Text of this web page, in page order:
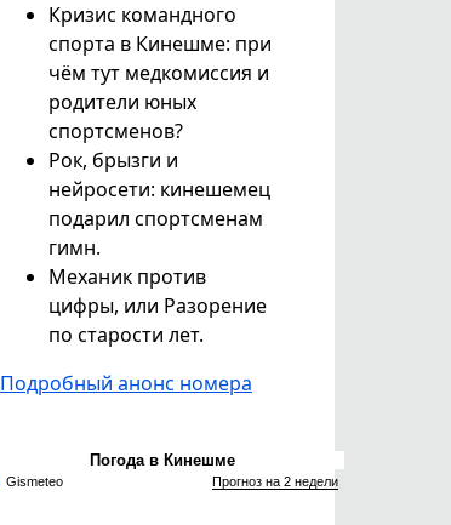
Кризис командного
спорта в Кинешме: при
чём тут медкомиссия и
родители юных
спортсменов?
Рок, брызги и
нейросети: кинешемец
подарил спортсменам
гимн.
Механик против
цифры, или Разорение
по старости лет.
Подробный анонс номера
Погода в Кинешме
Gismeteo Прогноз на 2 недели